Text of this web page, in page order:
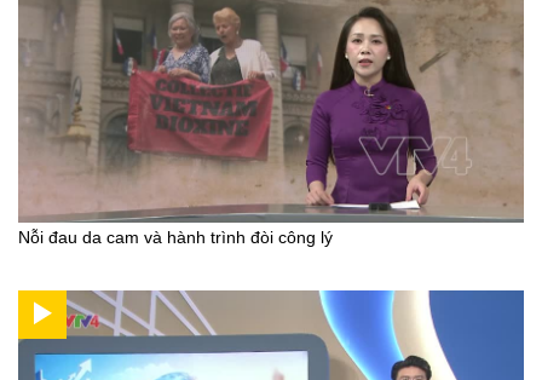
Nỗi đau da cam và hành trình đòi công lý